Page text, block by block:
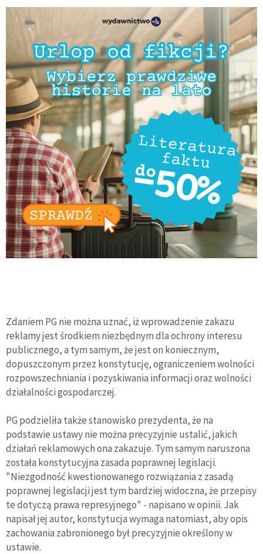
Zdaniem PG nie można uznać, iż wprowadzenie zakazu
reklamy jest środkiem niezbędnym dla ochrony interesu
publicznego, a tym samym, że jest on koniecznym,
dopuszczonym przez konstytucję, ograniczeniem wolności
rozpowszechniania i pozyskiwania informacji oraz wolności
działalności gospodarczej.
PG podzieliła także stanowisko prezydenta, że na
podstawie ustawy nie można precyzyjnie ustalić, jakich
działań reklamowych ona zakazuje. Tym samym naruszona
została konstytucyjna zasada poprawnej legislacji.
"Niezgodność kwestionowanego rozwiązania z zasadą
poprawnej legislacji jest tym bardziej widoczna, że przepisy
te dotyczą prawa represyjnego" - napisano w opinii. Jak
napisał jej autor, konstytucja wymaga natomiast, aby opis
zachowania zabronionego był precyzyjnie określony w
ustawie.